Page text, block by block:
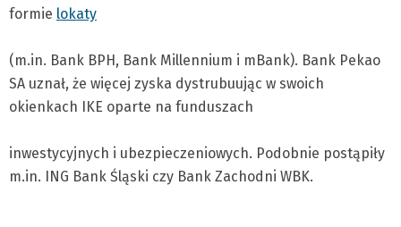
formie lokaty
(m.in. Bank BPH, Bank Millennium i mBank). Bank Pekao
SA uznał, że więcej zyska dystrubuując w swoich
okienkach IKE oparte na funduszach
inwestycyjnych i ubezpieczeniowych. Podobnie postąpiły
m.in. ING Bank Śląski czy Bank Zachodni WBK.